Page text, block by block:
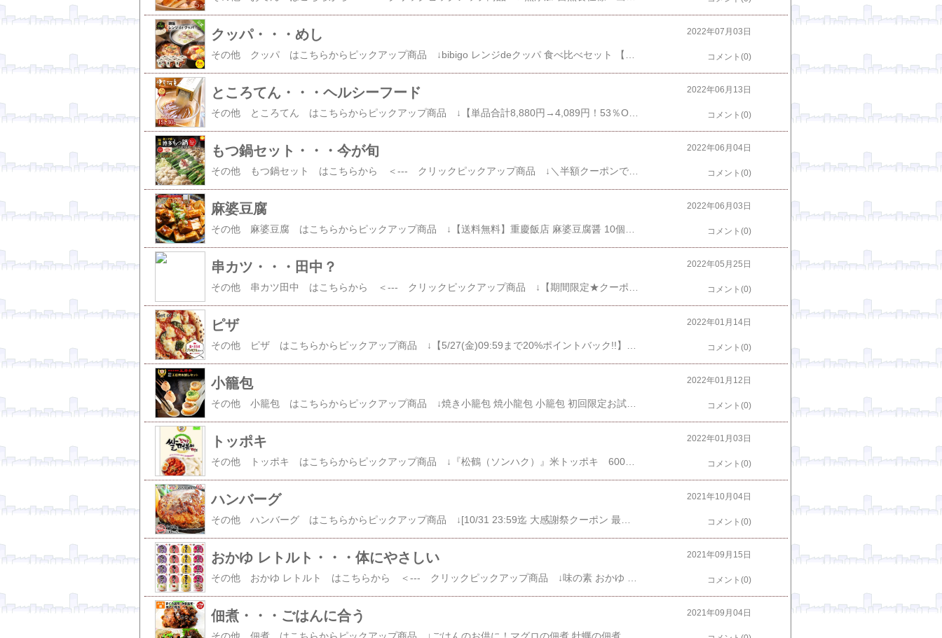
クッパ・・・めし 2022年07月03日
コメント(0)
ところてん・・・ヘルシーフード 2022年06月13日
コメント(0)
もつ鍋セット・・・今が旬
その他 もつ鍋セット はこちらから ＜--- クリックピックアップ商品 ↓＼半額クーポンで3,380円送料無料！／【博多牛もつ鍋セット！ホルモン1kg】焼肉にも！超メガ盛り4-6人前│250g×4袋 送料無料 選べる 4種スープ もつ鍋 モツ鍋 もつなべ モツナベ ホルモン 鍋 マイニチトッカ 冷凍食品 お取り寄せ ギフト プレゼン 食いしんぼう祭 楽天で購入 博多若杉 牛もつ鍋セット 2〜3人前/3〜4人前/4〜5人前 国産牛モツ 送料無料【2セット以上おまけ】 c1 ちゃんぽん麺付き モツ鍋 老舗 お取り寄せ ギフト プレゼント 贈り物 誕生日 お祝い 内祝い 高級 老舗 冷凍 食品 おつまみ 食べ物 グルメ 博多 九州 お歳暮 楽天で購入 ＼あす楽／ 【マツコの知らない世界で紹介】博多もつ鍋 がばい 黒毛和牛もつ鍋セット（2〜3人前/400g）国産牛もつ鍋 もつなべ セール 送料無料 鍋セット 宅鍋 鍋パーティー 牛肉 取り寄せグルメ もつ鍋 博多 ギフト プレゼント ホルモン 贈り物 最強翌日配送 2025 お歳暮 楽天で購入
2022年06月04日
コメント(0)
麻婆豆腐 2022年06月03日
コメント(0)
串カツ・・・田中？ 2022年05月25日
コメント(0)
ピザ 2022年01月14日
コメント(0)
小籠包
その他 小籠包 はこちらからピックアップ商品 ↓焼き小籠包 焼小龍包 小籠包 初回限定お試しセット(選べる2種類) 横浜中華街 王府井からお届け！お取り寄せグルメ 御取り寄せ 誕生日 内祝い 訳あり 中華 中華点心！初回限定訳あり コロナ 応援 おうち時間 冬ギフト 冬グルメ楽天で購入生小籠包（ショウロンポウ） 6個入マイナス30℃で急速冷凍しました[餃子の王国]楽天で購入
2022年01月12日
コメント(0)
トッポキ
その他 トッポキ はこちらからピックアップ商品 ↓『松鶴（ソンハク）』米トッポキ 600g コマトッポギ ＜韓国トック・韓国トッポキ＞楽天で購入【送料無料】 トッポギ 韓国食品 韓国料理 韓国 お取り寄せ ミールセット ミールキット 冷凍 2人前 レシピ付き 【李朝園】楽天で購入
2022年01月03日
コメント(0)
ハンバーグ 2021年10月04日
コメント(0)
おかゆ レトルト・・・体にやさしい 2021年09月15日
コメント(0)
佃煮・・・ごはんに合う 2021年09月04日